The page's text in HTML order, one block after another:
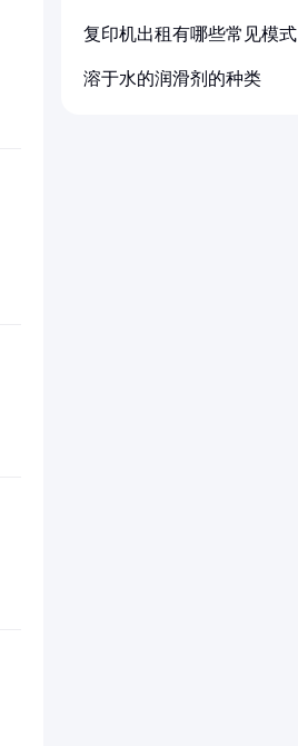
复印机出租有哪些常见模式
溶于水的润滑剂的种类